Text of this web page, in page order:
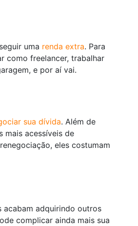
uma renda extra. Para
como freelancer, trabalhar
e por aí vai.
sua dívida. Além de
mais acessíveis de
eles costumam
acabam adquirindo outros
complicar ainda mais sua